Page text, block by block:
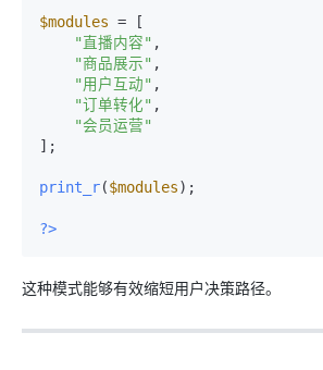
$modules = [
"直播内容" ,
"商品展示" ,
"用户互动" ,
"订单转化" ,
"会员运营"
];
print_r($modules);
?>
这种模式能够有效缩短用户决策路径。